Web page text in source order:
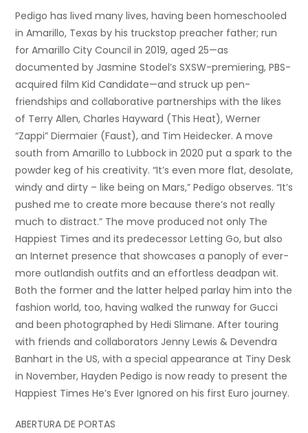
Pedigo has lived many lives, having been homeschooled
in Amarillo, Texas by his truckstop preacher father; run
for Amarillo City Council in 2019, aged 25—as
documented by Jasmine Stodel’s SXSW-premiering, PBS-
acquired film Kid Candidate—and struck up pen-
friendships and collaborative partnerships with the likes
of Terry Allen, Charles Hayward (This Heat), Werner
“Zappi” Diermaier (Faust), and Tim Heidecker. A move
south from Amarillo to Lubbock in 2020 put a spark to the
powder keg of his creativity. “It’s even more flat, desolate,
windy and dirty – like being on Mars,” Pedigo observes. “It’s
pushed me to create more because there’s not really
much to distract.” The move produced not only The
Happiest Times and its predecessor Letting Go, but also
an Internet presence that showcases a panoply of ever-
more outlandish outfits and an effortless deadpan wit.
Both the former and the latter helped parlay him into the
fashion world, too, having walked the runway for Gucci
and been photographed by Hedi Slimane. After touring
with friends and collaborators Jenny Lewis & Devendra
Banhart in the US, with a special appearance at Tiny Desk
in November, Hayden Pedigo is now ready to present the
Happiest Times He’s Ever Ignored on his first Euro journey.
ABERTURA DE PORTAS